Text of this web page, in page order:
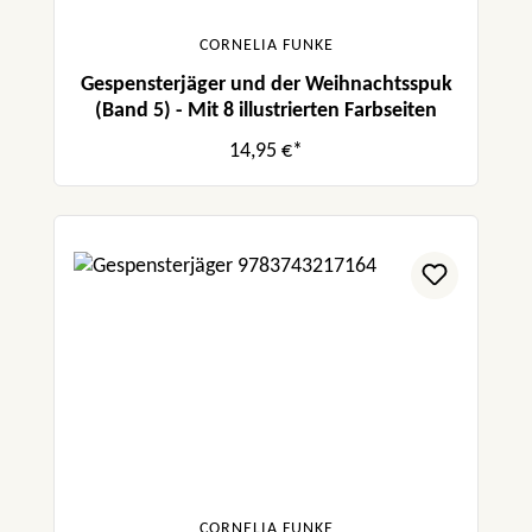
CORNELIA FUNKE
Gespensterjäger und der Weihnachtsspuk
(Band 5) - Mit 8 illustrierten Farbseiten
14,95 €*